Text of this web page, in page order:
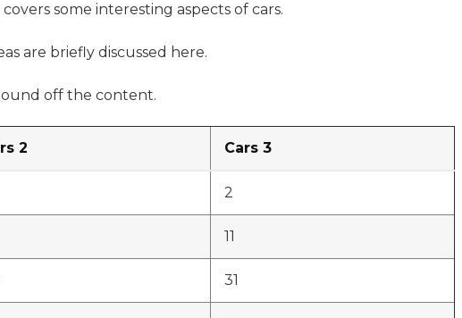
some interesting aspects of cars.
are briefly discussed here.
off the content.
2 Cars 3
2
11
31